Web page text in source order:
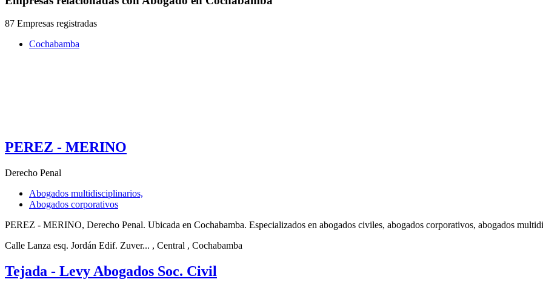
87 Empresas registradas
Cochabamba
PEREZ - MERINO
Derecho Penal
Abogados multidisciplinarios,
Abogados corporativos
PEREZ - MERINO, Derecho Penal. Ubicada en Cochabamba. Especializados en abogados civiles, abogados corporativos, abogados
Calle Lanza esq. Jordán Edif. Zuver... , Central , Cochabamba
Tejada - Levy Abogados Soc. Civil